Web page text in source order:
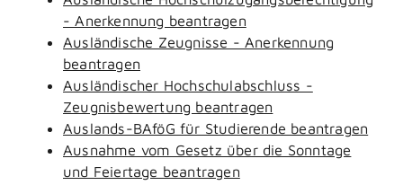
- Anerkennung beantragen
Ausländische Zeugnisse - Anerkennung
beantragen
Ausländischer Hochschulabschluss -
Zeugnisbewertung beantragen
Auslands-BAföG für Studierende beantragen
Ausnahme vom Gesetz über die Sonntage
und Feiertage beantragen